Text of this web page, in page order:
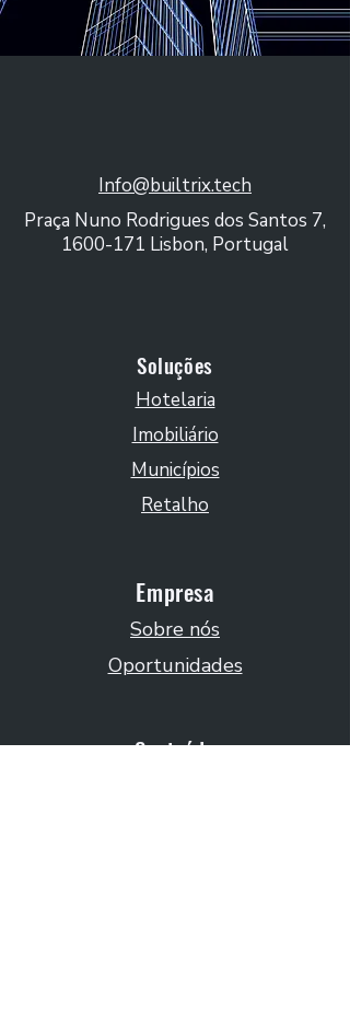
Info@builtrix.tech
Praça Nuno Rodrigues dos Santos 7,
1600-171 Lisbon, Portugal
Soluções
Hotelaria
Imobiliário
Municípios
Retalho
Empresa
Sobre nós
Oportunidades
Conteúdo